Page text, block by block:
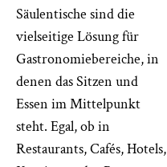
Säulentische sind die
vielseitige Lösung für
Gastronomiebereiche, in
denen das Sitzen und
Essen im Mittelpunkt
steht. Egal, ob in
Restaurants, Cafés, Hotels,